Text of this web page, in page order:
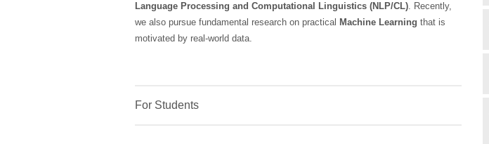
Language Processing and Computational Linguistics (NLP/CL). Recently,
we also pursue fundamental research on practical Machine Learning that is
motivated by real-world data.
For Students